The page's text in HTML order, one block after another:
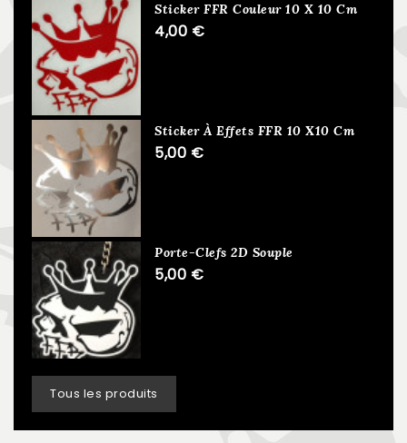
Sticker FFR Couleur 10 X 10 Cm
4,00 €
Sticker À Effets FFR 10 X10 Cm
5,00 €
Porte-Clefs 2D Souple
5,00 €
Tous les produits